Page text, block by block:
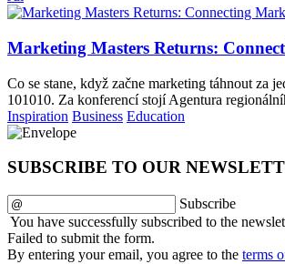
Marketing Masters Returns:
Co se stane, když začne marketing táhnout za
101010. Za konferencí stojí Agentura
Inspiration Business Education
SUBSCRIBE TO OUR
Subscribe
You have successfully subscribed to the
Failed to submit the form.
By entering your email, you agree to the terms